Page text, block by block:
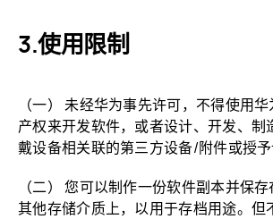
使用限制
（一） 未经华为事先许可，不得使用
产权来开发软件，或者设计、开发、制
戴设备相关联的第三方设备/附件或授予
（二） 您可以制作一份软件副本并保
其他存储介质上，以用于存档用途。但